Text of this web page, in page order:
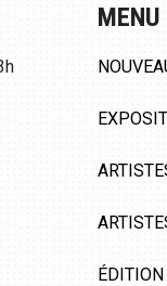
MENU
ÉDITION